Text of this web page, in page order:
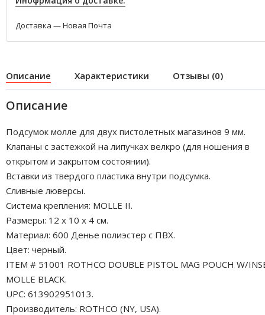
Доставка — Новая Почта
Описание Характеристики Отзывы (0)
Описание
Подсумок молле для двух пистолетных магазинов 9 мм.
Клапаны с застежкой на липучках велкро (для ношения в
открытом и закрытом состоянии).
Вставки из твердого пластика внутри подсумка.
Сливные люверсы.
Система крепления: MOLLE II.
Размеры: 12 x 10 x 4 см.
Материал: 600 Денье полиэстер с ПВХ.
Цвет: черный.
ITEM # 51001 ROTHCO DOUBLE PISTOL MAG POUCH W/
MOLLE BLACK.
UPC: 613902951013.
Производитель: ROTHCO (NY, USA).